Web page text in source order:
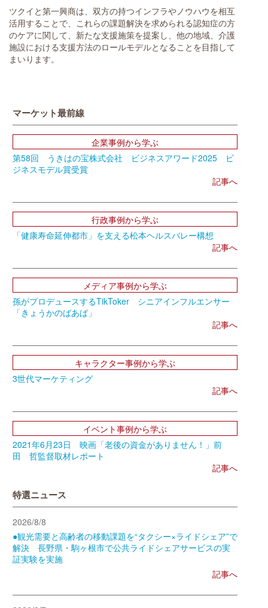
ツクイと第一興商は、双方の持つインフラやノウハウを相互
活用することで、これらの課題解決を求められる認知症の方
のケアに関して、新たな支援施策を提案し、他の地域、介護
施設における支援方法のロールモデルとなることを目指して
まいります。
マーケット最前線
企業事例から学ぶ
第58回 うきはの宝株式会社 ビジネスアワード2025 ビ
ジネスモデル賞受賞
記事へ
行政事例から学ぶ
「健康寿命延伸都市」を支える松本ヘルスバレー構想
記事へ
メディア事例から学ぶ
孫がプロデュースするTikToker シニアインフルエンサー
「きょうかのばあば」
記事へ
キャラクター事例から学ぶ
3世代マーケティング
記事へ
イベント事例から学ぶ
2021年6月23日 映画「老後の資金がありません！」前
田 哲監督取材レポート
記事へ
特選ニュース
2026/8/8
●観光需要と高齢者の移動課題を“タクシー×ライドシェア”で
解決 長野県・駒ヶ根市で公共ライドシェアサービスの実
証実験を実施
記事へ